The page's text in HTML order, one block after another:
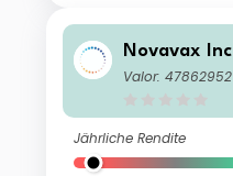
Novavax Inc
Valor: 47862952
Jährliche Rendite